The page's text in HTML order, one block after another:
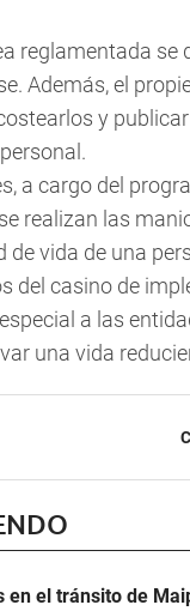
reglamentada
Además, el
y
a cargo del
realizan las
de vida de una
del casino de
a las
una vida
en el tránsito de